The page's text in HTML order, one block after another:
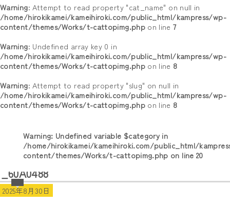
Warning: Attempt to read property "cat_name" on null in
/home/hirokikamei/kameihiroki.com/public_html/kampress/wp-
content/themes/Works/t-cattopimg.phpon line7
Warning: Undefined array key 0 in
/home/hirokikamei/kameihiroki.com/public_html/kampress/wp-
content/themes/Works/t-cattopimg.phpon line 8
Warning: Attempt to read property "slug" on null in
/home/hirokikamei/kameihiroki.com/public_html/kampress/wp-
content/themes/Works/t-cattopimg.phpon line 8
Warning: Undefined variable $category in
/home/hirokikamei/kameihiroki.com/public_html/
content/themes/Works/t-cattopimg.php on line20
_60A0488
2025年8月30日